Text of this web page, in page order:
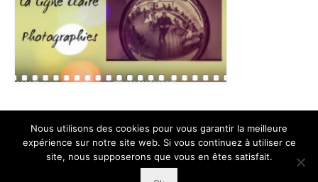
Exposition En Banlieue Balade On visite
Nous utilisons des cookies pour vous garantir la meilleure
expérience sur notre site web. Si vous continuez à utiliser ce
site, nous supposerons que vous en êtes satisfait.